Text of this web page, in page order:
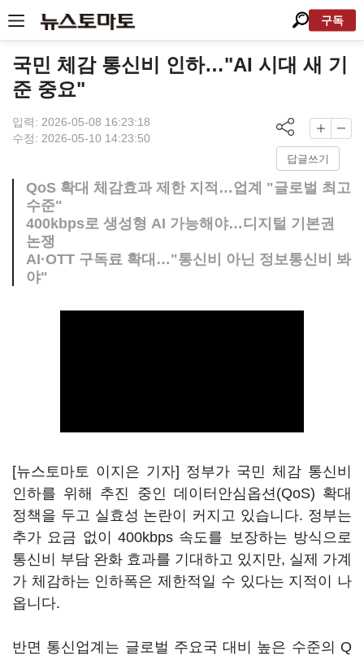
구독
국민 체감 통신비 인하…"AI 시대 새 기
준 중요"
입력: 2026-05-08 16:23:18
수정: 2026-05-10 14:23:50
답글쓰기
QoS 확대 체감효과 제한 지적…업계 "글로벌 최고
수준"
400kbps로 생성형 AI 가능해야…디지털 기본권
논쟁
AI·OTT 구독료 확대…"통신비 아닌 정보통신비 봐
야"
[뉴스토마토 이지은 기자] 정부가 국민 체감 통신비
인하를 위해 추진 중인 데이터안심옵션(QoS) 확대
정책을 두고 실효성 논란이 커지고 있습니다. 정부는
추가 요금 없이 400kbps 속도를 보장하는 방식으로
통신비 부담 완화 효과를 기대하고 있지만, 실제 가계
가 체감하는 인하폭은 제한적일 수 있다는 지적이 나
옵니다.
반면 통신업계는 글로벌 주요국 대비 높은 수준의 Q